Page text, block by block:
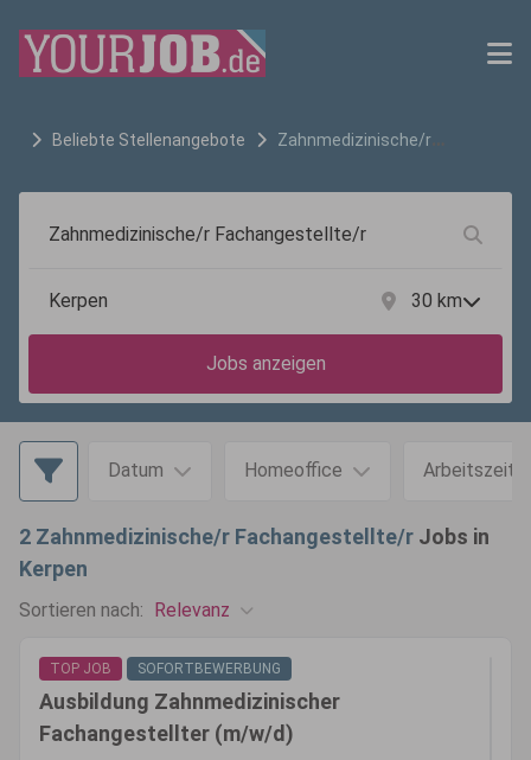
Beliebte Stellenangebote
Zahnmedizinische/r
30 km
Jobs anzeigen
Datum Homeoffice Arbeitszeit
2 Zahnmedizinische/r Fachangestellte/r Jobs in
Kerpen
Sortieren nach: Relevanz
TOP JOB SOFORTBEWERBUNG
Ausbildung Zahnmedizinischer
Fachangestellter (m/w/d)